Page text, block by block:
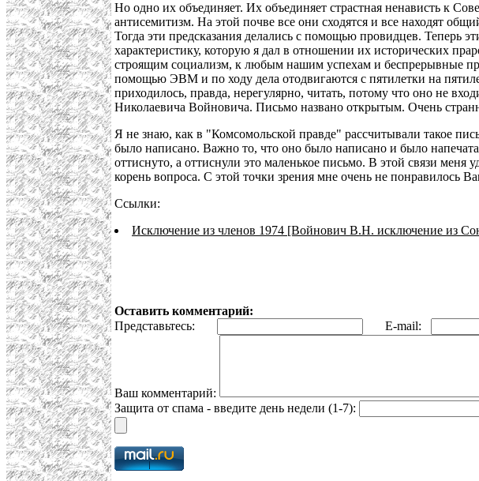
Но одно их объединяет. Их объединяет страстная ненависть к
антисемитизм. На этой почве все они сходятся и все находят
Тогда эти предсказания делались с помощью провидцев.
характеристику, которую я дал в отношении их исторических
строящим социализм, к любым нашим успехам и беспрерывные
помощью ЭВМ и по ходу дела отодвигаются с пятилетки на
приходилось, правда, нерегулярно, читать, потому что оно не
Николаевича Войновича. Письмо названо открытым. Очень
Я не знаю, как в "Комсомольской правде" рассчитывали такое
было написано. Важно то, что оно было написано и было
оттиснуто, а оттиснули это маленькое письмо. В этой связи меня
корень вопроса. С этой точки зрения мне очень не понравилось
Ссылки:
Исключение из членов 1974 [Войнович В.Н. исключение из
Оставить комментарий:
Представьтесь:
E-mail:
Ваш комментарий:
Защита от спама - введите день недели (1-7):